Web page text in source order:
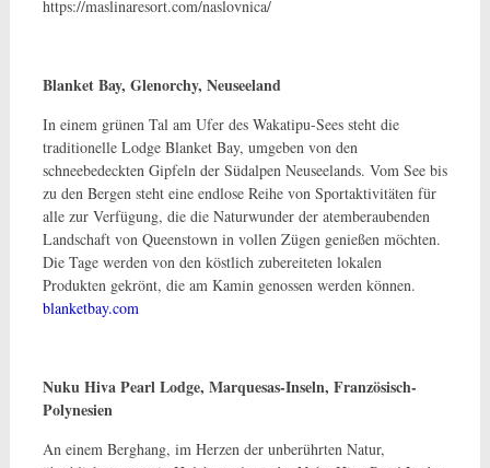
https://maslinaresort.com/naslovnica/
Blanket Bay, Glenorchy, Neuseeland
In einem grünen Tal am Ufer des Wakatipu-Sees steht die
traditionelle Lodge Blanket Bay, umgeben von den
schneebedeckten Gipfeln der Südalpen Neuseelands. Vom See bis
zu den Bergen steht eine endlose Reihe von Sportaktivitäten für
alle zur Verfügung, die die Naturwunder der atemberaubenden
Landschaft von Queenstown in vollen Zügen genießen möchten.
Die Tage werden von den köstlich zubereiteten lokalen
Produkten gekrönt, die am Kamin genossen werden können.
blanketbay.com
Nuku Hiva Pearl Lodge, Marquesas-Inseln, Französisch-
Polynesien
An einem Berghang, im Herzen der unberührten Natur,